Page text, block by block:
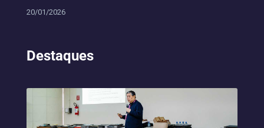
20/01/2026
Destaques